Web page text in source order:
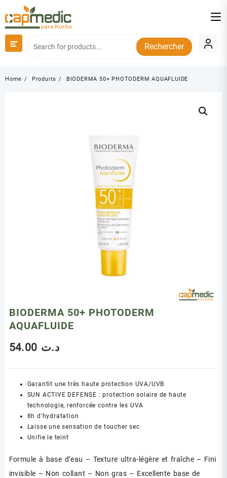
to
content
Rechercher
Home Produits BIODERMA 50+ PHOTODERM AQUAFLUIDE
BIODERMA 50+ PHOTODERM
AQUAFLUIDE
د.ت
Garantit une très haute protection UVA/UVB
SUN ACTIVE DEFENSE : protection solaire de haute
technologie, renforcée contre les UVA
8h d’hydratation
Laisse une sensation de toucher sec
Unifie le teint
Formule à base d’eau – Texture ultra-légère et fraîche – Fini
invisible – Non collant – Non gras – Excellente base de